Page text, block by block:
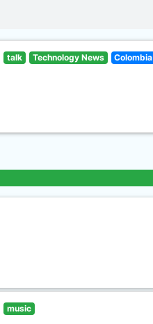
talk Technology News Colombia
music